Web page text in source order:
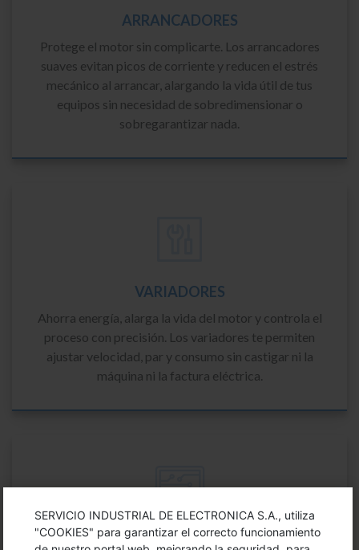
ARRANCADORES
Protege el motor sin complicarte. Los arrancadores
suaves evitan picos de corriente y reducen el estrés
mecánico al arrancar, alargando la vida útil de tus
equipos sin necesidad de sobredimensionar o
sobregarantizar nada.
VARIADORES
Ahorra energía, alarga la vida del motor y controla el
proceso con precisión. Los variadores te permiten
ajustar velocidad, par y consumo sin castigar ni la
máquina ni la factura eléctrica.
PANTALLAS Y PC INDUSTRIAL
SERVICIO INDUSTRIAL DE ELECTRONICA S.A., utiliza
"COOKIES" para garantizar el correcto funcionamiento